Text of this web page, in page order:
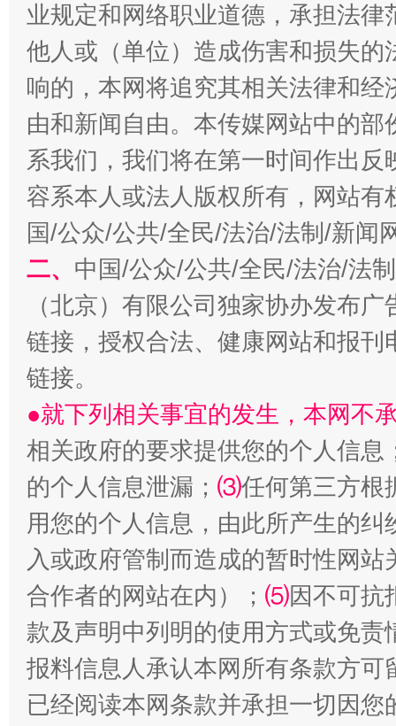
习近平的博鳌关键词
魏明亮
生
揭批美国五大"原罪" "炒
业规定和网络职业道德，承担法
他人或（单位）造成伤害和损失
响的，本网将追究其相关法律和
由和新闻自由。本传媒网站中的
系我们，我们将在第一时间作出
容系本人或法人版权所有，网站
国/公众/公共/全民/法治/法制/新闻
二、 中国/公众/公共/全民/法治/法
（北京）有限公司独家协办发布
链接，授权合法、健康网站和报
链接。
●就下列相关事宜的发生，本网不
相关政府的要求提供您的个人信息
的个人信息泄漏； ⑶任何第三方根
用您的个人信息，由此所产生的纠
入或政府管制而造成的暂时性网
合作者的网站在内）； ⑸因不可抗
款及声明中列明的使用方式或免责
报料信息人承认本网所有条款方
已经阅读本网条款并承担一切因